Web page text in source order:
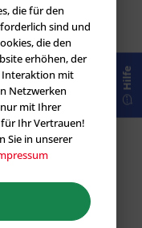
Hilfe
die für den
sind und
die den
erhöhen, der
Interaktion mit
Netzwerken
mit Ihrer
Ihr Vertrauen!
Sie in unserer